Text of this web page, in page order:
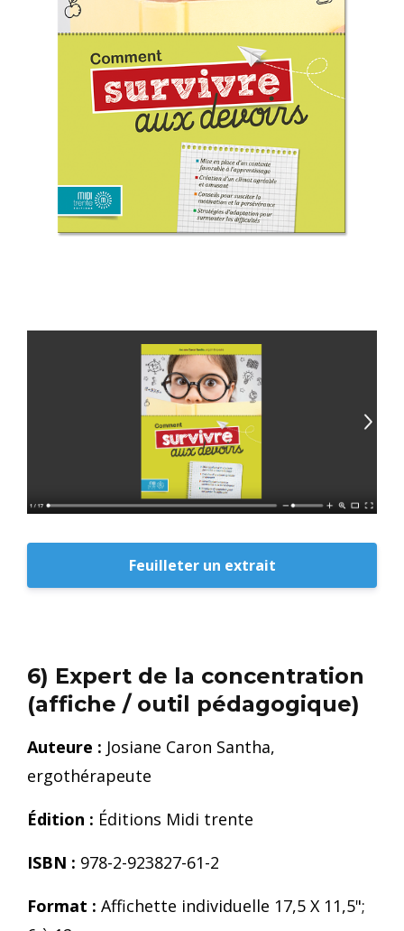
Feuilleter un extrait
6) Expert de la concentration
(affiche / outil pédagogique)
Auteure : Josiane Caron Santha,
ergothérapeute
Édition : Éditions Midi trente
ISBN : 978-2-923827-61-2
Format : Affichette individuelle 17,5 X 11,5";